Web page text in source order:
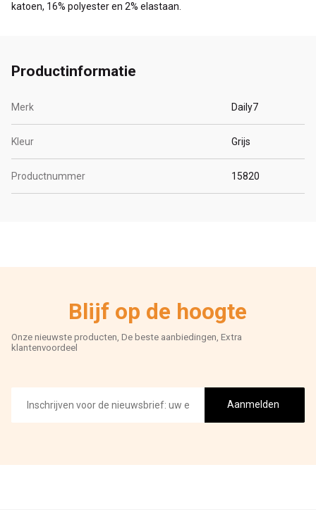
katoen, 16% polyester en 2% elastaan.
Productinformatie
Merk Daily7
Kleur Grijs
Productnummer 15820
Blijf op de hoogte
Onze nieuwste producten, De beste aanbiedingen, Extra
klantenvoordeel
mailadres
Aanmelden